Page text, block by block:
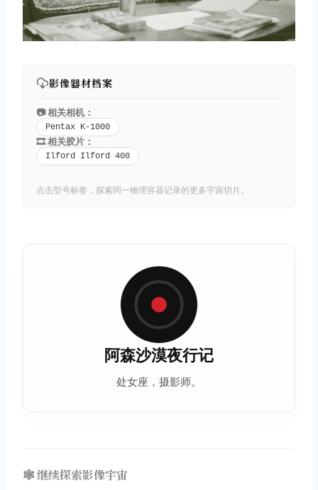
影像器材档案
📷 相关相机：
Pentax K-1000
🎞️ 相关胶片：
Ilford Ilford 400
点击型号标签，探索同一物理容器记录的更多宇宙切片。
阿森沙漠夜行记
处女座，摄影师。
🕸️ 继续探索影像宇宙